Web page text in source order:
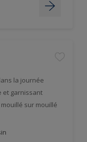
la journée
et garnissant
sur mouillé